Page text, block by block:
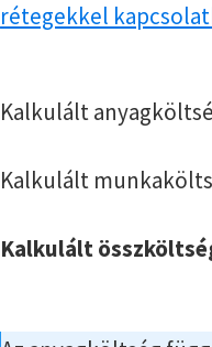
rétegekkel
Kalkulált
Kalkulált
Kalkulált